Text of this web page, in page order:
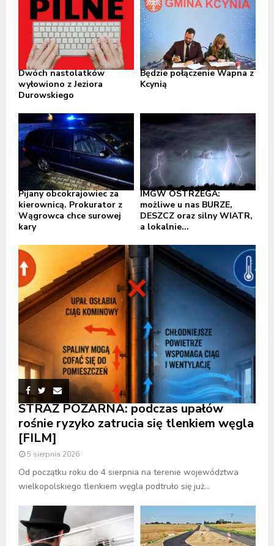
Dwóch nastolatków
wyłowiono z Jeziora
Durowskiego
Będzie połączenie Wapna z
Kcynią
Pijany obcokrajowiec za
kierownicą. Prokurator z
Wągrowca chce surowej
kary
IMGW OSTRZEGA:
możliwe u nas BURZE,
DESZCZ oraz silny WIATR,
a lokalnie...
STRAŻ POŻARNA: podczas upałów
rośnie ryzyko zatrucia się tlenkiem węgla
[FILM]
5 sierpnia 2026
Od początku roku do 4 sierpnia na terenie województwa
wielkopolskiego tlenkiem węgla podtruło się już...